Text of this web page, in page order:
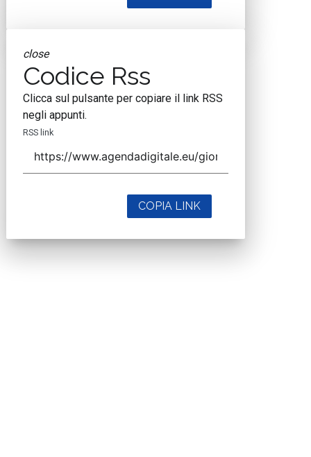
close
Codice Rss
Clicca sul pulsante per copiare il link RSS
negli appunti.
RSS link
COPIA LINK